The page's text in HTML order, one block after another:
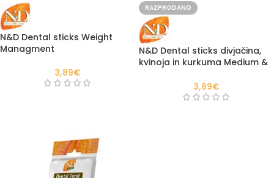
N&D Dental sticks Weight
Managment
3,89€
RAZPRODANO
N&D Dental sticks divjačina,
kvinoja in kurkuma Medium &
3,89€